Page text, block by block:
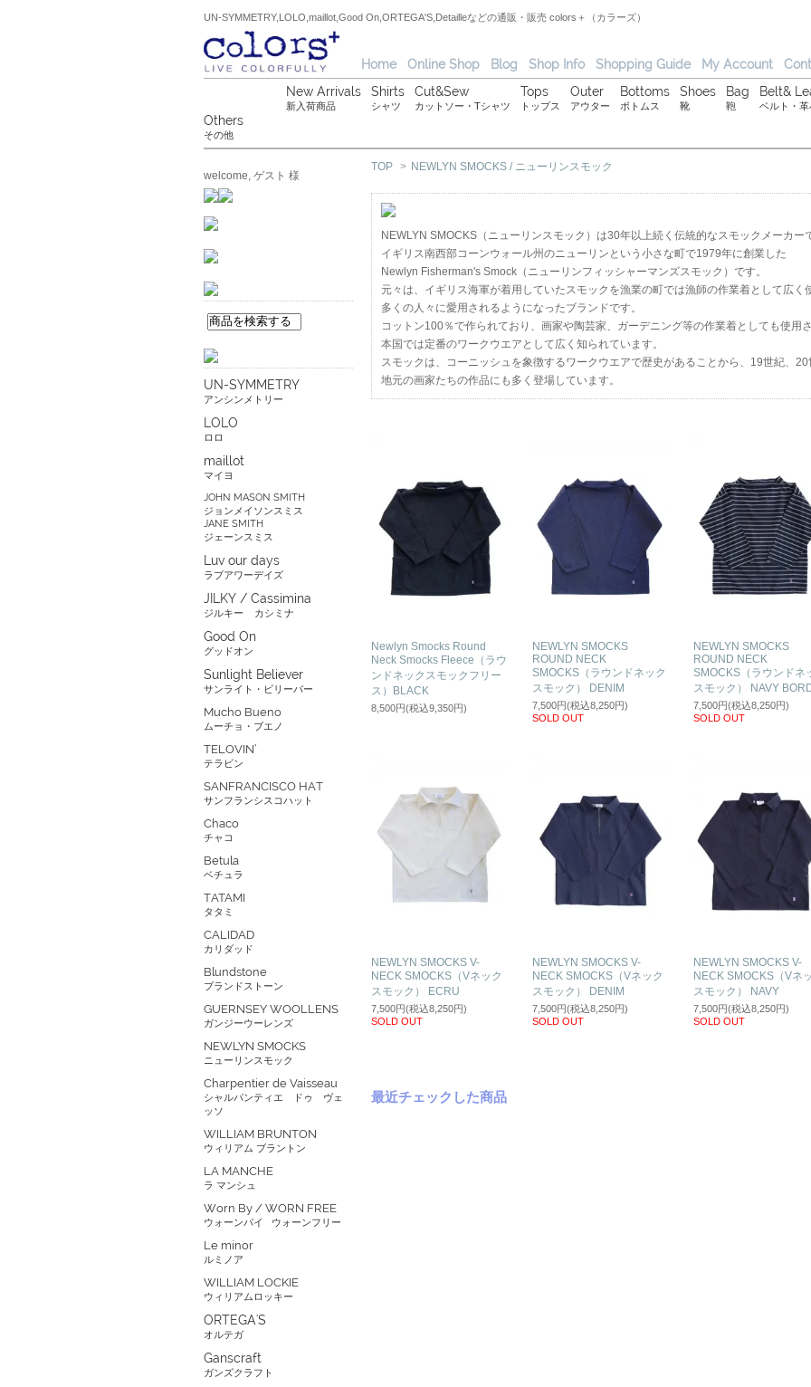
UN-SYMMETRY,LOLO,maillot,Good On,ORTEGA'S,Detailleなどの通販・販売 colors＋（カラーズ）
Home Online Shop Blog Shop Info Shopping Guide My Account
New Arrivals
新入荷商品
Shirts
シャツ
Cut&Sew
カットソー・Tシャツ
Tops
トップス
Outer
アウター
Bottoms
ボトムス
Shoes
靴
Bag
鞄
Belt&
ベルト・革
Others
その他
TOP > NEWLYN SMOCKS / ニューリンスモック
NEWLYN SMOCKS（ニューリンスモック）は30年以上続く伝統的なスモックメーカー
イギリス南西部コーンウォール州のニューリンという小さな町で1979年に創業した
Newlyn Fisherman's Smock（ニューリンフィッシャーマンズスモック）です。
元々は、イギリス海軍が着用していたスモックを漁業の町では漁師の作業着として広く
多くの人々に愛用されるようになったブランドです。
コットン100％で作られており、画家や陶芸家、ガーデニング等の作業着としても使用さ
本国では定番のワークウエアとして広く知られています。
スモックは、コーニッシュを象徴するワークウエアで歴史があることから、19世紀、20
地元の画家たちの作品にも多く登場しています。
Newlyn Smocks Round
Neck Smocks Fleece（ラウ
ンドネックスモックフリー
ス）BLACK
8,500円(税込9,350円)
NEWLYN SMOCKS
ROUND NECK
SMOCKS（ラウンドネック
スモック） DENIM
7,500円(税込8,250円)
SOLD OUT
NEWLYN SMOCKS
ROUND NECK
SMOCKS（ラウンドネ
スモック） NAVY
7,500円(税込8,250円)
SOLD OUT
NEWLYN SMOCKS V-
NECK SMOCKS（Vネック
スモック） ECRU
7,500円(税込8,250円)
SOLD OUT
NEWLYN SMOCKS V-
NECK SMOCKS（Vネック
スモック） DENIM
7,500円(税込8,250円)
SOLD OUT
NEWLYN SMOCKS V-
NECK SMOCKS（Vネ
スモック） NAVY
7,500円(税込8,250円)
SOLD OUT
最近チェックした商品
welcome, ゲスト 様
UN-SYMMETRY
アンシンメトリー
LOLO
ロロ
maillot
マイヨ
JOHN MASON SMITH
ジョンメイソンスミス
JANE SMITH
ジェーンスミス
Luv our days
ラブアワーデイズ
JILKY / Cassimina
ジルキー カシミナ
Good On
グッドオン
Sunlight Believer
サンライト・ビリーバー
Mucho Bueno
ムーチョ・ブエノ
TELOVIN’
テラビン
SANFRANCISCO HAT
サンフランシスコハット
Chaco
チャコ
Betula
ベチュラ
TATAMI
タタミ
CALIDAD
カリダッド
Blundstone
ブランドストーン
GUERNSEY WOOLLENS
ガンジーウーレンズ
NEWLYN SMOCKS
ニューリンスモック
Charpentier de Vaisseau
シャルパンティエ ドゥ ヴェ
ッソ
WILLIAM BRUNTON
ウィリアム ブラントン
LA MANCHE
ラ マンシュ
Worn By / WORN FREE
ウォーンバイ ウォーンフリー
Le minor
ルミノア
WILLIAM LOCKIE
ウィリアムロッキー
ORTEGA'S
オルテガ
Ganscraft
ガンズクラフト